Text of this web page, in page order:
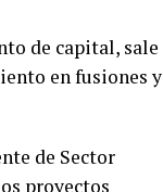
de capital, sale
en fusiones y
de Sector
proyectos